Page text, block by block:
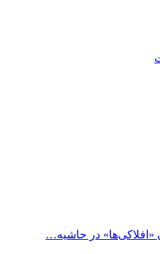
«افلاکی‌ها» در حاشیه…